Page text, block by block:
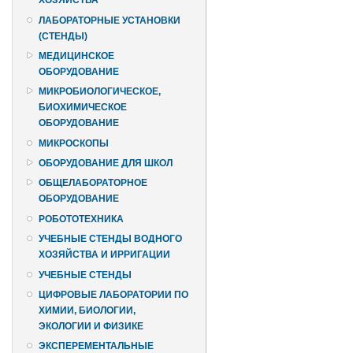
ЛАБОРАТОРНЫЕ УСТАНОВКИ
(СТЕНДЫ)
МЕДИЦИНСКОЕ
ОБОРУДОВАНИЕ
МИКРОБИОЛОГИЧЕСКОЕ,
БИОХИМИЧЕСКОЕ
ОБОРУДОВАНИЕ
МИКРОСКОПЫ
ОБОРУДОВАНИЕ ДЛЯ ШКОЛ
ОБЩЕЛАБОРАТОРНОЕ
ОБОРУДОВАНИЕ
РОБОТОТЕХНИКА
УЧЕБНЫЕ СТЕНДЫ ВОДНОГО
ХОЗЯЙСТВА И ИРРИГАЦИИ
УЧЕБНЫЕ СТЕНДЫ
ЦИФРОВЫЕ ЛАБОРАТОРИИ ПО
ХИМИИ, БИОЛОГИИ,
ЭКОЛОГИИ И ФИЗИКЕ
ЭКСПЕРЕМЕНТАЛЬНЫЕ